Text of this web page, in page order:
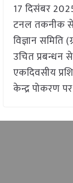
17 दिसंबर
टनल तकनीक से
विज्ञान समिति
उचित प्रबन्धन
एकदिवसीय
केन्द्र पोकरण पर